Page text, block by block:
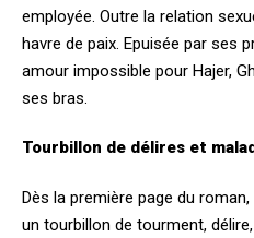
employée. Outre la relation
havre de paix. Epuisée par ses
amour impossible pour Hajer,
ses bras.
Tourbillon de délires et
Dès la première page du
un tourbillon de tourment,